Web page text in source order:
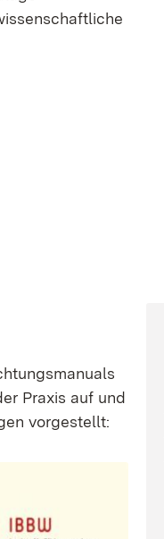
Praxis auf und
vorgestellt: